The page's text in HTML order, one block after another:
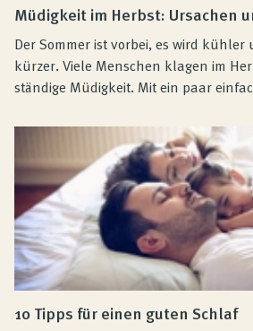
Müdigkeit im Herbst: Ursachen
Der Sommer ist vorbei, es wird kühler
kürzer. Viele Menschen klagen im
ständige Müdigkeit. Mit ein paar
10 Tipps für einen guten Schlaf